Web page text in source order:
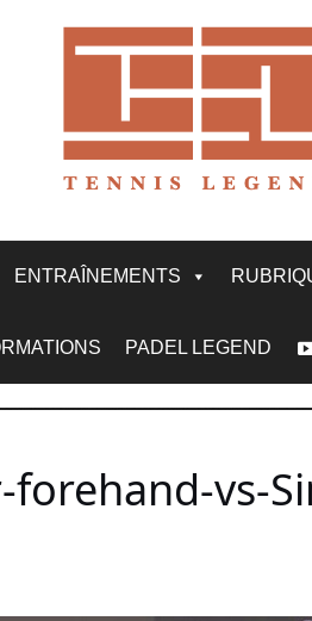
ENTRAÎNEMENTS
PADEL LEGEND
vs-